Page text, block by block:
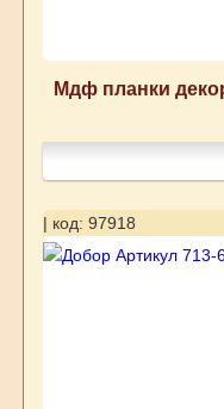
Мдф планки
| код: 97918